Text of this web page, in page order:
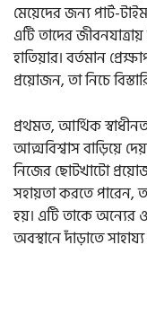
মেয়েদের জন্য পার্ট-
এটি তাদের
হাতিয়ার। বর্তমান
প্রয়োজন, তা নিচে
প্রথমত, আর্থিক
আত্মবিশ্বাস বাড়িয়ে
নিজের ছোটখাটো
সহায়তা করতে পারেন,
হয়। এটি তাকে অন্যের
অবস্থানে দাঁড়াতে